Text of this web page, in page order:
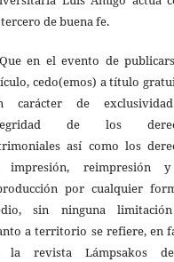
de buena fe.
en el evento de
cedo(emos) a título
carácter de
de los
así como los
impresión, reimpresión
por cualquier
sin ninguna
a territorio se refiere, en
la revista Lámpsakos